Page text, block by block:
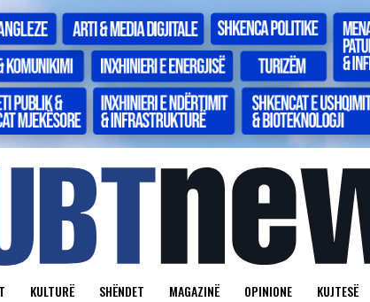
KULTURË SHËNDET MAGAZINË OPINIONE KUJTESË